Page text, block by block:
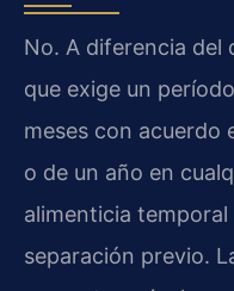
No. A diferencia
que exige un
meses con acuerdo
o de un año en
alimenticia
separación previo.